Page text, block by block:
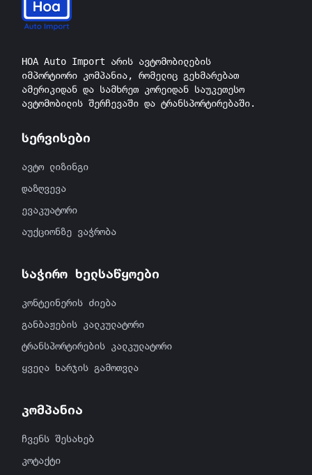
HOA Auto Import არის ავტომობილების
იმპორტიორი კომპანია, რომელიც გეხმარებათ
ამერიკიდან და სამხრეთ კორეიდან საუკეთესო
ავტომობილის შერჩევაში და ტრანსპორტირებაში.
სერვისები
ავტო ლიზინგი
დაზღვევა
ევაკუატორი
აუქციონზე ვაჭრობა
საჭირო ხელსაწყოები
კონტეინერის ძიება
განბაჟების კალკულატორი
ტრანსპორტირების კალკულატორი
ყველა ხარჯის გამოთვლა
კომპანია
ჩვენს შესახებ
კოტაქტი